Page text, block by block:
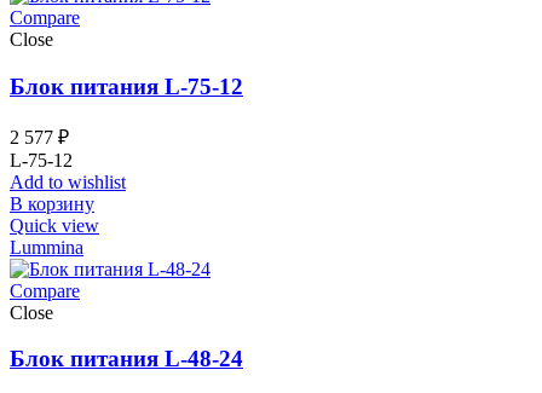
Compare
Close
Блок питания L-75-12
2 577 ₽
L-75-12
Add to wishlist
В корзину
Quick view
Lummina
Compare
Close
Блок питания L-48-24